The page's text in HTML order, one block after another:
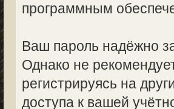
программным
Ваш пароль надёжно
Однако не
регистрируясь на
доступа к вашей